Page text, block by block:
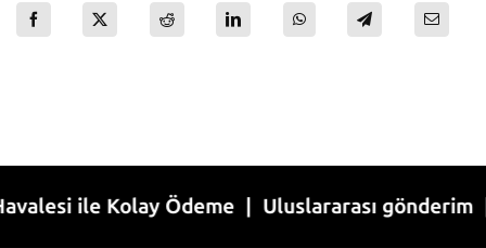
ile Kolay Ödeme | Uluslararası gönderim |